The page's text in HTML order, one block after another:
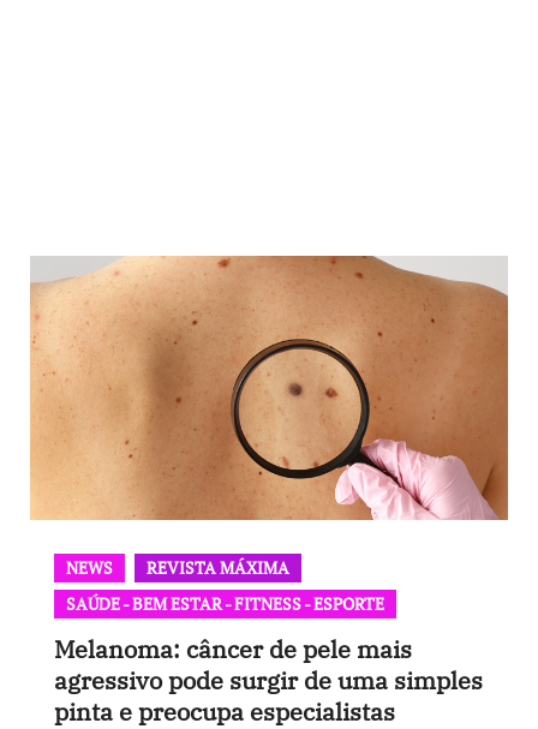
NEWS
REVISTA MÁXIMA
SAÚDE - BEM ESTAR - FITNESS - ESPORTE
Melanoma: câncer de pele mais
agressivo pode surgir de uma simples
pinta e preocupa especialistas